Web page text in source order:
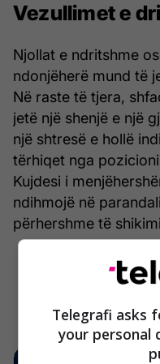
Vezullimet e
Njollat e ndritshme
ndonjëherë mund të
Në raste të tjera,
jetë një shenjë e një
një shtresë e hollë
tërhiqet nga
Kujdesi i
ndihmojë në
përhershme të
Telegrafi asks
your personal